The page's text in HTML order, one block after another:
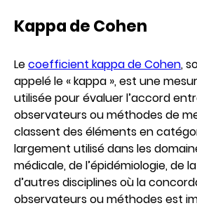
Kappa de Cohen
Lecoefficient kappa de Cohen,
appelé le « kappa », est une
utilisée pour évaluer l’accord
observateurs ou méthodes de
classent des éléments en
largement utilisé dans les
médicale, de l’épidémiologie, de
d’autres disciplines où la
observateurs ou méthodes est